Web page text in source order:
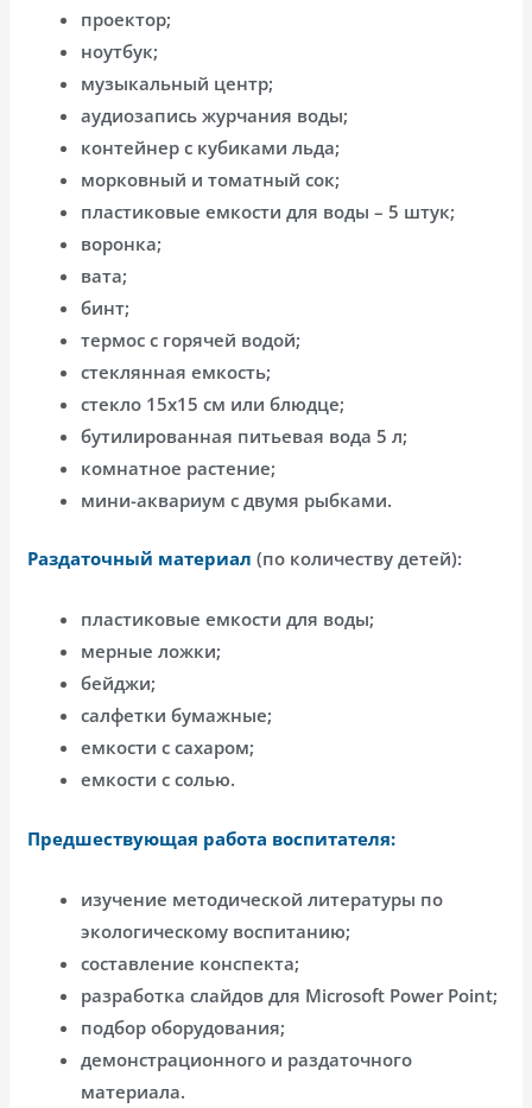
проектор;
ноутбук;
музыкальный центр;
аудиозапись журчания воды;
контейнер с кубиками льда;
морковный и томатный сок;
пластиковые емкости для воды – 5 штук;
воронка;
вата;
бинт;
термос с горячей водой;
стеклянная емкость;
стекло 15х15 см или блюдце;
бутилированная питьевая вода 5 л;
комнатное растение;
мини-аквариум с двумя рыбками.
Раздаточный материал(по количеству детей):
пластиковые емкости для воды;
мерные ложки;
бейджи;
салфетки бумажные;
емкости с сахаром;
емкости с солью.
Предшествующая работа воспитателя:
изучение методической литературы по
экологическому воспитанию;
составление конспекта;
разработка слайдов для Microsoft Power Point;
подбор оборудования;
демонстрационного и раздаточного
материала.